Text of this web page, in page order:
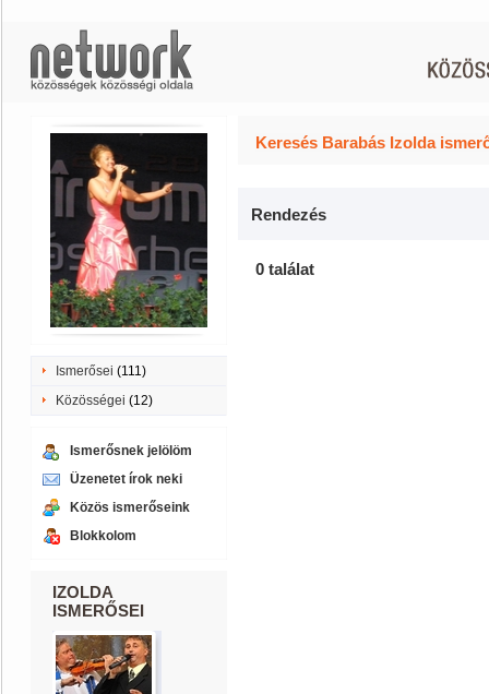
Ismerősei (111)
Közösségei (12)
Ismerősnek jelölöm
Üzenetet írok neki
Közös ismerőseink
Blokkolom
IZOLDA
ISMERŐSEI
Keresés Barabás Izolda
Rendezés
0 találat